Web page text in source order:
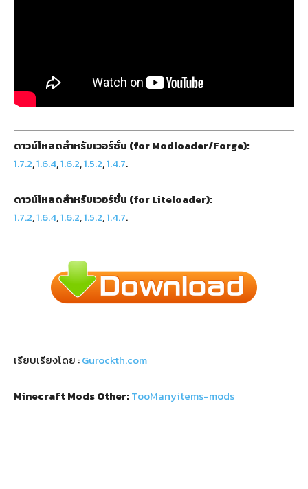
ดาวน์โหลดสำหรับเวอร์ชั่น (for Modloader/Forge):
1.7.2,1.6.4,1.6.2,1.5.2,1.4.7.
ดาวน์โหลดสำหรับเวอร์ชั่น (for Liteloader):
1.7.2,1.6.4,1.6.2,1.5.2,1.4.7.
เรียบเรียงโดย :Gurockth.com
Minecraft Mods Other:TooManyitems-mods